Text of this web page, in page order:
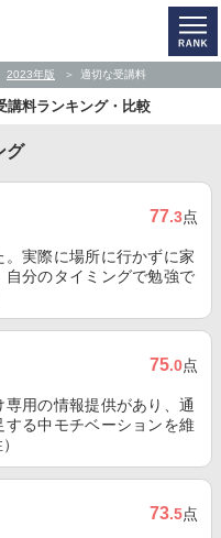
2023年版 適切な受講料
講料ランキング・比較
グ
77.3点
実際に場所に行かずに家
分のタイミングで勉強で
75.0点
用の情報提供があり、通
る中モチベーションを維
73.5点